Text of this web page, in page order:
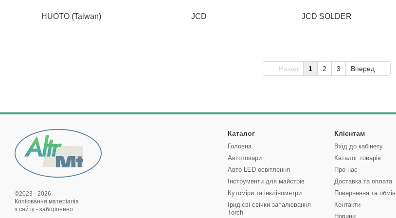
HUOTO (Taiwan) JCD JCD SOLDER
Назад 1 2 3 Вперед
©2023 - 2026
Копіювання матеріалів
з сайту - заборонено
Каталог
Головна
Автотовари
Авто LED освітлення
Інструменти для майстрів
Кутоміри та інклінометри
Іридієві свічки запалювання
Torch
Клієнтам
Вхід до кабінету
Каталог товарів
Про нас
Доставка та оплата
Повернення та обмін
Контакти
Новини